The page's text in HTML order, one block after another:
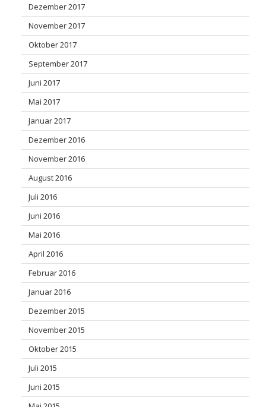
Dezember 2017
November 2017
Oktober 2017
September 2017
Juni 2017
Mai 2017
Januar 2017
Dezember 2016
November 2016
August 2016
Juli 2016
Juni 2016
Mai 2016
April 2016
Februar 2016
Januar 2016
Dezember 2015
November 2015
Oktober 2015
Juli 2015
Juni 2015